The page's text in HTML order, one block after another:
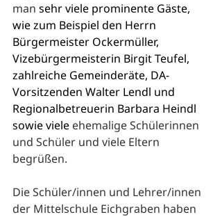
man sehr viele prominente Gäste,
wie zum Beispiel den Herrn
Bürgermeister Ockermüller,
Vizebürgermeisterin Birgit Teufel,
zahlreiche Gemeinderäte, DA-
Vorsitzenden Walter Lendl und
Regionalbetreuerin Barbara Heindl
sowie viele ehemalige Schülerinnen
und Schüler und viele Eltern
begrüßen.
Die Schüler/innen und Lehrer/innen
der Mittelschule Eichgraben haben